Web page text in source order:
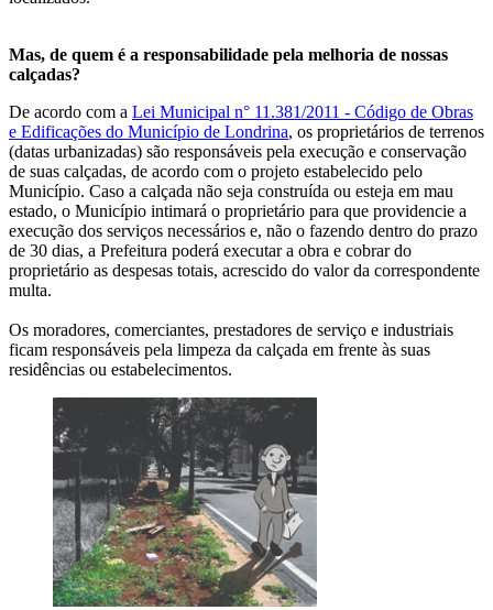
Mas, de quem é a responsabilidade pela melhoria de nossas
calçadas?
De acordo com a Lei Municipal n° 11.381/2011 - Código de Obras
e Edificações do Município de Londrina, os proprietários de terrenos
(datas urbanizadas) são responsáveis pela execução e conservação
de suas calçadas, de acordo com o projeto estabelecido pelo
Município. Caso a calçada não seja construída ou esteja em mau
estado, o Município intimará o proprietário para que providencie a
execução dos serviços necessários e, não o fazendo dentro do prazo
de 30 dias, a Prefeitura poderá executar a obra e cobrar do
proprietário as despesas totais, acrescido do valor da correspondente
multa.
Os moradores, comerciantes, prestadores de serviço e industriais
ficam responsáveis pela limpeza da calçada em frente às suas
residências ou estabelecimentos.